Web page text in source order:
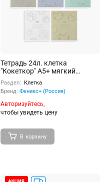
Тетрадь 24л. клетка
"Кокеткор" А5+ мягкий
переплёт (2 скобы),
Раздел:
Клетка
Бренд: Феникс+ (Россия)
Авторизуйтесь,
чтобы увидеть цену
В корзину